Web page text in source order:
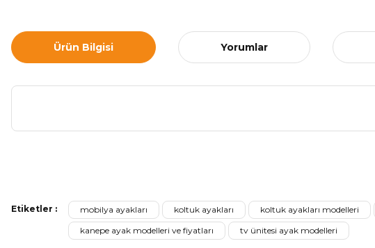
Ürün Bilgisi Yorumlar
Ürün resmi kalitesiz, bozuk veya görüntülenemiyor.
Ürün açıklamasında eksik bilgiler bulunuyor.
Etiketler : mobilya ayakları koltuk ayakları koltuk ayakları modelleri
kanepe ayak modelleri ve fiyatları
tv ünitesi ayak modelleri